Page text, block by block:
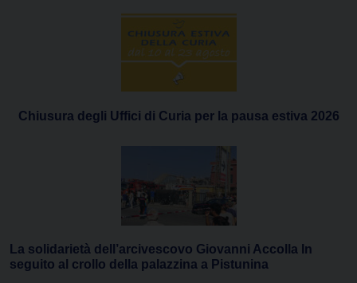
Chiusura degli Uffici di Curia per la pausa estiva 2026
La solidarietà dell’arcivescovo Giovanni Accolla In
seguito al crollo della palazzina a Pistunina